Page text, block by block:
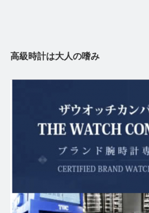
高級時計は大人の嗜み